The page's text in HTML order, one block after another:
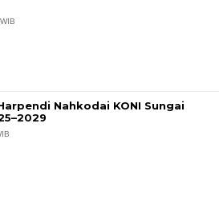
Nahkodai KONI Sungai